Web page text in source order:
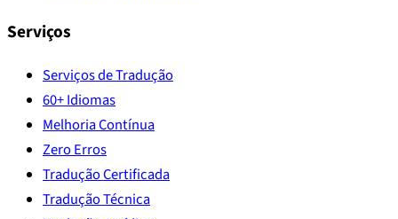
Serviços
Serviços de Tradução
60+ Idiomas
Melhoria Contínua
Zero Erros
Tradução Certificada
Tradução Técnica